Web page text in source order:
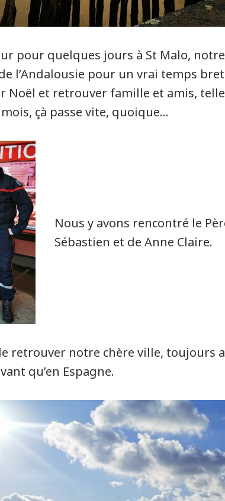
pour quelques jours à St Malo,
l’Andalousie pour un vrai temps
Noël et retrouver famille et amis,
çà passe vite, quoique…
Nous y avons rencontré le
Sébastien et de Anne Claire.
retrouver notre chère ville, toujours
qu’en Espagne.